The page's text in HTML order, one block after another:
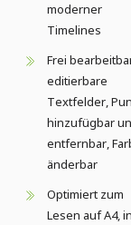
moderner
Timelines
Frei
editierbare
Textfelder,
hinzufügbar
entfernbar,
änderbar
Optimiert zum
Lesen auf A4,